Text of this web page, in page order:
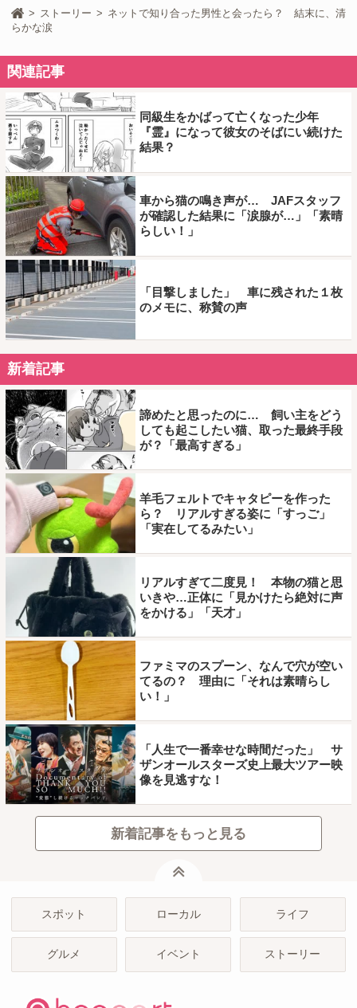
ストーリー
ネットで知り合った男性と会ったら？ 結末に、清
らかな涙
関連記事
同級生をかばって亡くなった少年
『霊』になって彼女のそばにい続けた
結果？
車から猫の鳴き声が… JAFスタッフ
が確認した結果に「涙腺が…」「素晴
らしい！」
「目撃しました」 車に残された１枚
のメモに、称賛の声
新着記事
諦めたと思ったのに… 飼い主をどう
しても起こしたい猫、取った最終手段
が？「最高すぎる」
羊毛フェルトでキャタピーを作った
ら？ リアルすぎる姿に「すっご」
「実在してるみたい」
リアルすぎて二度見！ 本物の猫と思
いきや…正体に「見かけたら絶対に声
をかける」「天才」
ファミマのスプーン、なんで穴が空い
てるの？ 理由に「それは素晴らし
い！」
「人生で一番幸せな時間だった」 サ
ザンオールスターズ史上最大ツアー映
像を見逃すな！
新着記事をもっと見る
スポット ローカル ライフ
グルメ イベント ストーリー